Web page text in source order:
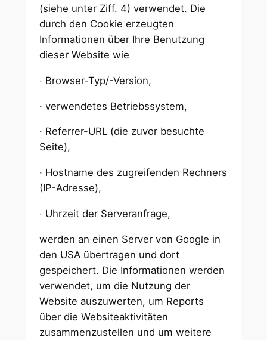
(siehe unter Ziff. 4) verwendet. Die
durch den Cookie erzeugten
Informationen über Ihre Benutzung
dieser Website wie
· Browser-Typ/-Version,
· verwendetes Betriebssystem,
· Referrer-URL (die zuvor besuchte
Seite),
· Hostname des zugreifenden Rechners
(IP-Adresse),
· Uhrzeit der Serveranfrage,
werden an einen Server von Google in
den USA übertragen und dort
gespeichert. Die Informationen werden
verwendet, um die Nutzung der
Website auszuwerten, um Reports
über die Websiteaktivitäten
zusammenzustellen und um weitere